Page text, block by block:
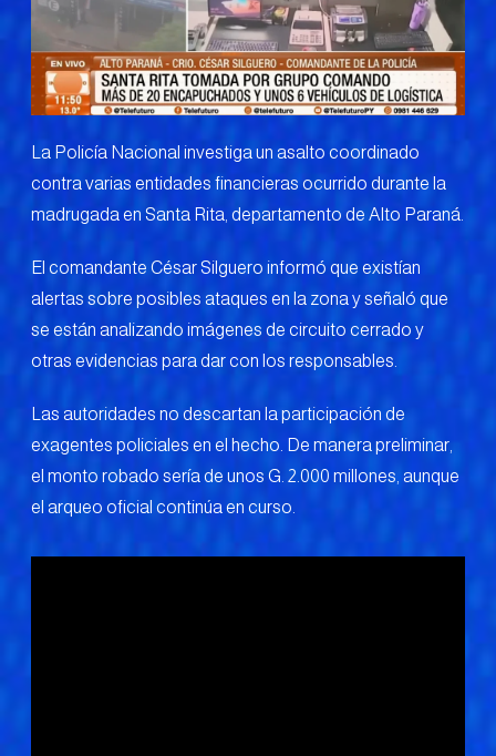
La Policía Nacional investiga un asalto coordinado
contra varias entidades financieras ocurrido durante la
madrugada en Santa Rita, departamento de Alto Paraná.
El comandante César Silguero informó que existían
alertas sobre posibles ataques en la zona y señaló que
se están analizando imágenes de circuito cerrado y
otras evidencias para dar con los responsables.
Las autoridades no descartan la participación de
exagentes policiales en el hecho. De manera preliminar,
el monto robado sería de unos G. 2.000 millones, aunque
el arqueo oficial continúa en curso.